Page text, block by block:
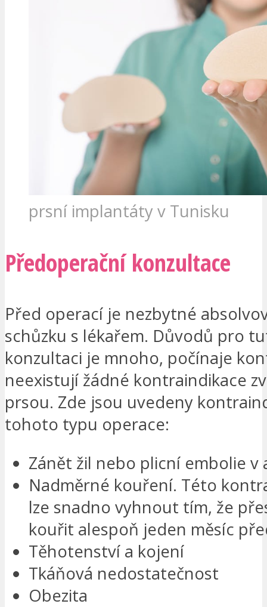
prsní implantáty v Tunisku
Předoperační konzultace
Před operací je nezbytné
schůzku s lékařem. Důvodů pro
konzultaci je mnoho, počínaje
neexistují žádné kontraindikace
prsou. Zde jsou uvedeny
tohoto typu operace:
Zánět žil nebo plicní embolie v
Nadměrné kouření. Této
lze snadno vyhnout tím, že
kouřit alespoň jeden měsíc
Těhotenství a kojení
Tkáňová nedostatečnost
Obezita